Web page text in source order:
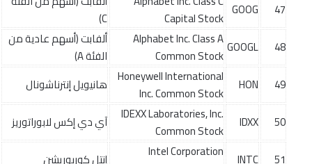
47
GOOG
Capital Stock
C)
48
GOOGL
Alphabet Inc. Class A
Common Stock
ألفابت (أسهم عادية من
الفئة A)
49
HON
Honeywell International
Inc. Common Stock
هانيويل إنترناشونال
50
IDXX
IDEXX Laboratories, Inc.
Common Stock
آي دي إكس لابوراتوريز
51
INTC
Intel Corporation
إنتل كوربوريشن